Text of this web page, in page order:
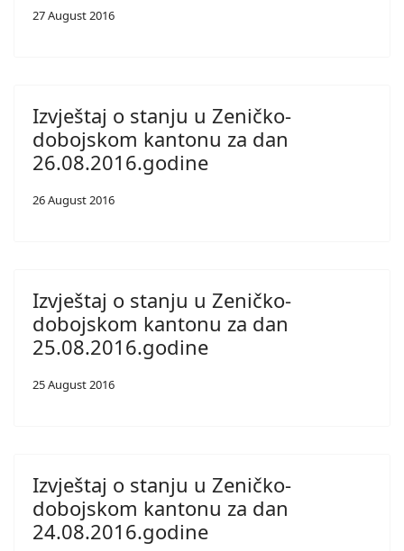
27 August 2016
Izvještaj o stanju u Zeničko-
dobojskom kantonu za dan
26.08.2016.godine
26 August 2016
Izvještaj o stanju u Zeničko-
dobojskom kantonu za dan
25.08.2016.godine
25 August 2016
Izvještaj o stanju u Zeničko-
dobojskom kantonu za dan
24.08.2016.godine